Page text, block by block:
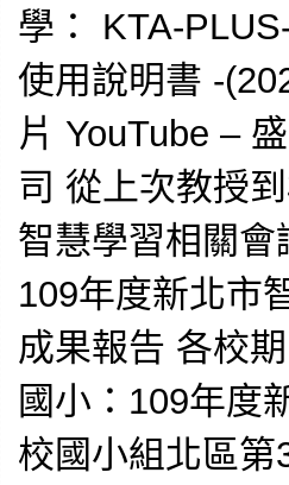
學： KTA-
使用說明書 -
片 YouTube –
司 從上次教授
智慧學習相關
109年度新北市
成果報告 各校
國小：109年度
校國小組北區